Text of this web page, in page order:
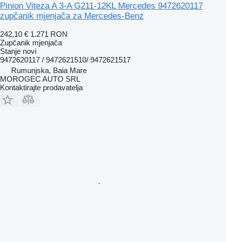
Pinion Viteza A 3-A G211-12KL Mercedes 9472620117
zupčanik mjenjača za Mercedes-Benz
242,10 € 1.271 RON
Zupčanik mjenjača
Stanje novi
9472620117 / 9472621510/ 9472621517
Rumunjska, Baia Mare
MOROGEC AUTO SRL
Kontaktirajte prodavatelja